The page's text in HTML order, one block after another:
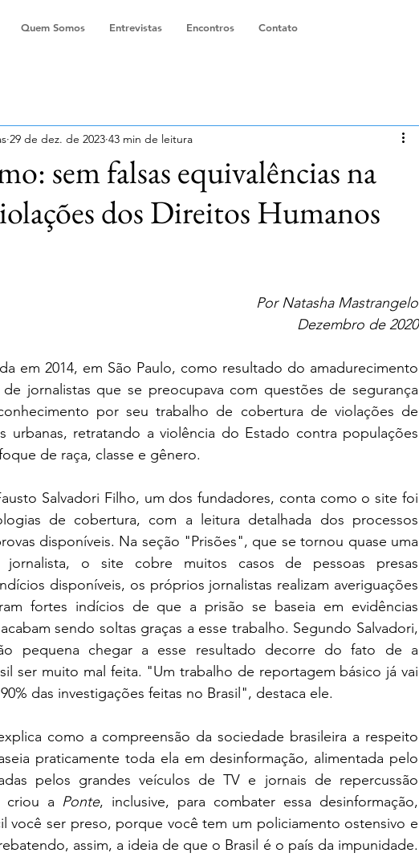
Quem Somos Entrevistas Encontros Contato
sem falsas equivalências na
dos Direitos Humanos
29 de dez. de 2023 43 min de leitura
Por Natasha Mastrangelo
Dezembro de 2020
em 2014, em São Paulo, como resultado do amadurecimento
jornalistas que se preocupava com questões de segurança
por seu trabalho de cobertura de violações de
urbanas, retratando a violência do Estado contra populações
de raça, classe e gênero.
Salvadori Filho, um dos fundadores, conta como o site foi
de cobertura, com a leitura detalhada dos processos
disponíveis. Na seção "Prisões", que se tornou quase uma
o site cobre muitos casos de pessoas presas
disponíveis, os próprios jornalistas realizam averiguações
fortes indícios de que a prisão se baseia em evidências
sendo soltas graças a esse trabalho. Segundo Salvadori,
pequena chegar a esse resultado decorre do fato de a
ser muito mal feita. "Um trabalho de reportagem básico já vai
das investigações feitas no Brasil", destaca ele.
como a compreensão da sociedade brasileira a respeito
praticamente toda ela em desinformação, alimentada pelo
pelos grandes veículos de TV e jornais de repercussão
criou a Ponte, inclusive, para combater essa desinformação,
você ser preso, porque você tem um policiamento ostensivo e
assim, a ideia de que o Brasil é o país da impunidade.